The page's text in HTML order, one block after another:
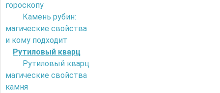
гороскопу
Камень рубин:
магические свойства
и кому подходит
Рутиловый кварц
Рутиловый кварц
магические свойства
камня